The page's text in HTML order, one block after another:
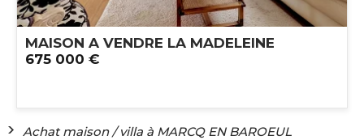
MAISON A VENDRE LA MADELEINE
675 000 €
Achat maison / villa à MARCQ EN BAROEUL